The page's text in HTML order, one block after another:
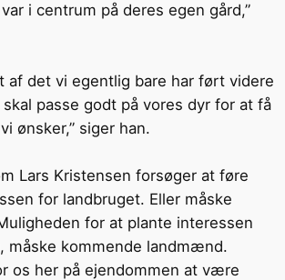
i centrum på deres egen gård,”
af det vi egentlig bare har ført videre
passe godt på vores dyr for at få
ønsker,” siger han.
Lars Kristensen forsøger at føre
for landbruget. Eller måske
for at plante interessen
måske kommende landmænd.
os her på ejendommen at være